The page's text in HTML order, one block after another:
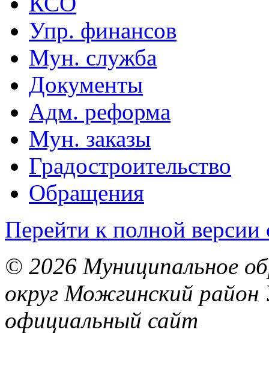
Упр. финансов
Мун. служба
Документы
Адм. реформа
Мун. заказы
Градостроительство
Обращения
Перейти к полной версии
© 2026 Муниципальное
округ Можгинский район
официальный сайт